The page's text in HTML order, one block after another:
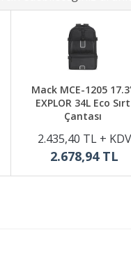
Mack MCE-1205
EXPLOR 34L Eco Sırt
Çantası
2.435,40 TL + KDV
2.678,94 TL